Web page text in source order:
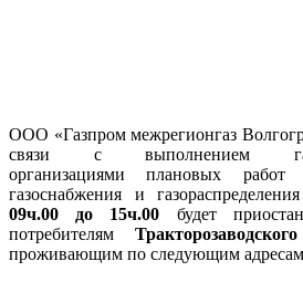
ООО «Газпром межрегионгаз
связи с выполнением
организациями плановых
газоснабжения и газораспределения
09ч.00 до 15ч.00 будет
потребителям
проживающим по следующим